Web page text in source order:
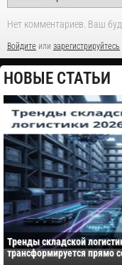
Нет комментариев. Ваш
Войдите или зарегистрируйтесь
НОВЫЕ СТАТЬИ
Тренды складской
трансформируется прямо